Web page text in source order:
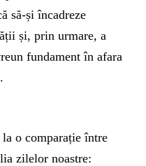
să-și încadreze
și, prin urmare, a
fundament în afara
la o comparație între
zilelor noastre: